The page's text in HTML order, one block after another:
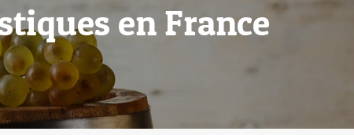
en France